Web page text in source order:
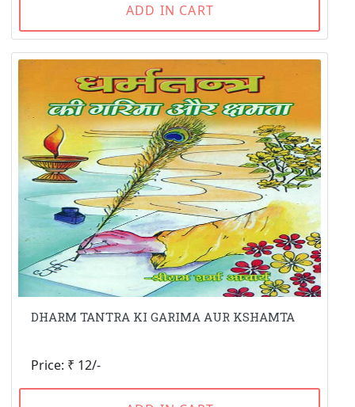
ADD IN CART
DHARM TANTRA KI GARIMA AUR KSHAMTA
Price: ₹ 12/-